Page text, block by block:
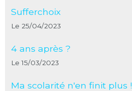
Sufferchoix
Le 25/04/2023
4 ans après ?
Le 15/03/2023
Ma scolarité n'en finit plus !